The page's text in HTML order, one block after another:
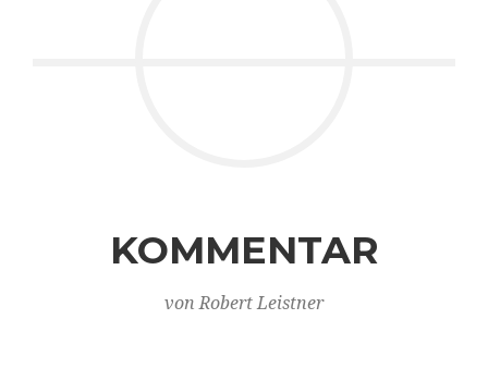
KOMMENTAR
von Robert Leistner